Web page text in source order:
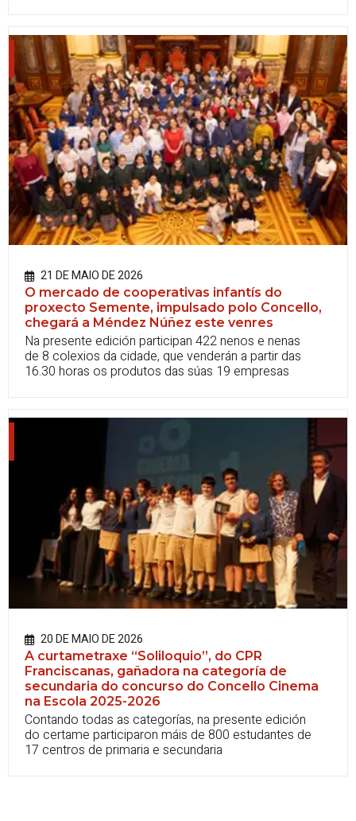
21 DE MAIO DE 2026
O mercado de cooperativas infantís do
proxecto Semente, impulsado polo Concello,
chegará a Méndez Núñez este venres
Na presente edición participan 422 nenos e nenas
de 8 colexios da cidade, que venderán a partir das
16.30 horas os produtos das súas 19 empresas
20 DE MAIO DE 2026
A curtametraxe “Soliloquio”, do CPR
Franciscanas, gañadora na categoría de
secundaria do concurso do Concello Cinema
na Escola 2025-2026
Contando todas as categorías, na presente edición
do certame participaron máis de 800 estudantes de
17 centros de primaria e secundaria